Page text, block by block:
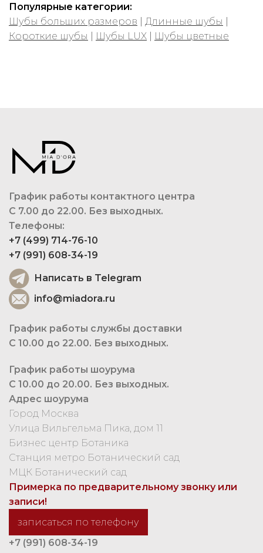
Популярные категории:
Шубы больших размеров
Длинные шубы
Короткие шубы
Шубы LUX Шубы цветные
График работы контактного центра
С 7.00 до 22.00. Без выходных.
Телефоны:
+7 (499) 714-76-10
+7 (991) 608-34-19
Написать в Telegram
info@miadora.ru
График работы службы доставки
С 10.00 до 22.00. Без выходных.
График работы шоурума
С 10.00 до 20.00. Без выходных.
Адрес шоурума
Город Москва
Улица Вильгельма Пика, дом 11
Бизнес центр Ботаника
Станция метро Ботанический сад
МЦК Ботанический сад
Примерка по предварительному звонку или
записи!
записаться по телефону
+7 (991) 608-34-19